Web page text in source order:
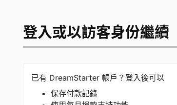
登入或以訪客身份繼續
已有 DreamStarter 帳戶？登入後可以
保存付款記錄